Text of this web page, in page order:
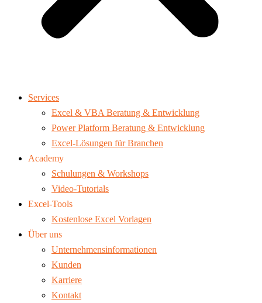
Services
Excel & VBA Beratung & Entwicklung
Power Platform Beratung & Entwicklung
Excel-Lösungen für Branchen
Academy
Schulungen & Workshops
Video-Tutorials
Excel-Tools
Kostenlose Excel Vorlagen
Über uns
Unternehmensinformationen
Kunden
Karriere
Kontakt